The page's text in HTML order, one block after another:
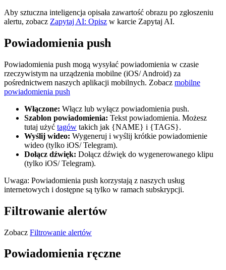
Aby sztuczna inteligencja opisała zawartość obrazu po zgłoszeniu
alertu, zobacz Zapytaj AI: Opisz w karcie Zapytaj AI.
Powiadomienia push
Powiadomienia push mogą wysyłać powiadomienia w czasie
rzeczywistym na urządzenia mobilne (iOS/ Android) za
pośrednictwem naszych aplikacji mobilnych. Zobacz mobilne
powiadomienia push
Włączone: Włącz lub wyłącz powiadomienia push.
Szablon powiadomienia: Tekst powiadomienia. Możesz
tutaj użyć tagów takich jak {NAME} i {TAGS}.
Wyślij wideo: Wygeneruj i wyślij krótkie powiadomienie
wideo (tylko iOS/ Telegram).
Dołącz dźwięk: Dołącz dźwięk do wygenerowanego klipu
(tylko iOS/ Telegram).
Uwaga: Powiadomienia push korzystają z naszych usług
internetowych i dostępne są tylko w ramach subskrypcji.
Filtrowanie alertów
Zobacz Filtrowanie alertów
Powiadomienia ręczne